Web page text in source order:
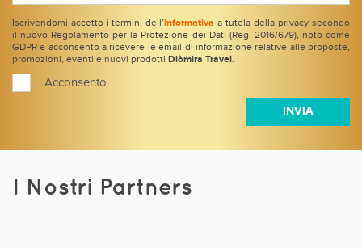
Iscrivendomi accetto i termini dell’ informativa a tutela della privacy secondo
il nuovo Regolamento per la Protezione dei Dati (Reg. 2016/679), noto come
GDPR e acconsento a ricevere le email di informazione relative alle proposte,
promozioni, eventi e nuovi prodotti Diòmira Travel .
Acconsento
I Nostri Partners